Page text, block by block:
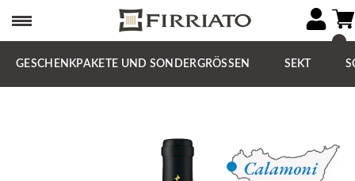
GESCHENKPAKETE UND SONDERGRÖSSEN SEKT